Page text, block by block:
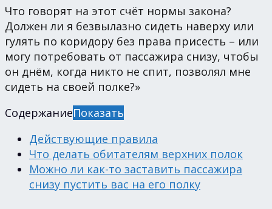
Что говорят на этот счёт нормы закона?
Должен ли я безвылазно сидеть наверху или
гулять по коридору без права присесть – или
могу потребовать от пассажира снизу, чтобы
он днём, когда никто не спит, позволял мне
сидеть на своей полке?»
СодержаниеПоказать
Действующие правила
Что делать обитателям верхних полок
Можно ли как-то заставить пассажира
снизу пустить вас на его полку